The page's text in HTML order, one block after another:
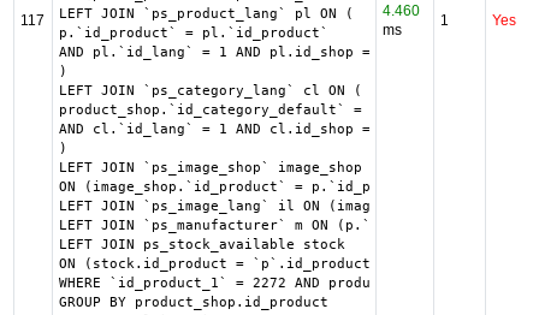
117
LEFT JOIN `ps_product_lang` pl ON (
p.`id_product` = pl.`id_product`
AND pl.`id_lang` = 1 AND pl.id_shop = 1
)
LEFT JOIN `ps_category_lang` cl ON (
product_shop.`id_category_default` = cl.`id_category`
AND cl.`id_lang` = 1 AND cl.id_shop = 1
)
LEFT JOIN `ps_image_shop` image_shop
ON (image_shop.`id_product` = p.`id_product` AND
LEFT JOIN `ps_image_lang` il ON
LEFT JOIN `ps_manufacturer` m ON (p.`id_manufacturer`=
LEFT JOIN ps_stock_available stock
ON (stock.id_product = `p`.id_product AND
WHERE `id_product_1` = 2272 AND
GROUP BY product_shop.id_product
4.460
ms
1 Yes